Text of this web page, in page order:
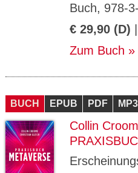
Buch, 978-
€ 29,90 (D)
Zum Buch
BUCH EPUB PDF MP3
Collin